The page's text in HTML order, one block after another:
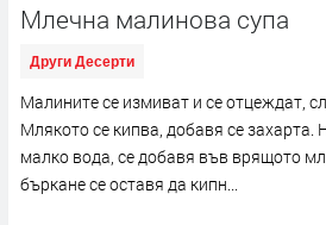
Млечна малинова супа
Други Десерти
Малините се измиват и се отцеждат,
Млякото се кипва, добавя се захарта.
малко вода, се добавя във врящото
бъркане се оставя да кипн...